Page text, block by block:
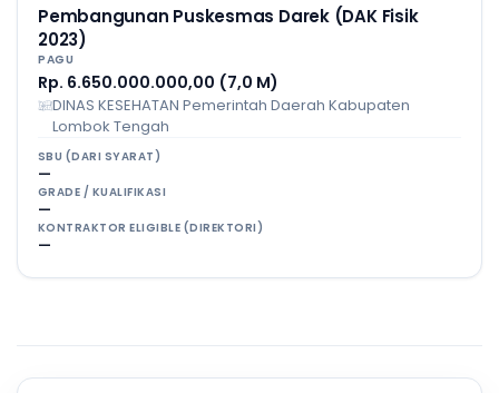
Pembangunan Puskesmas Darek (DAK Fisik
2023)
PAGU
Rp. 6.650.000.000,00 (7,0 M)
DINAS KESEHATAN Pemerintah Daerah Kabupaten
Lombok Tengah
SBU (DARI SYARAT)
—
GRADE / KUALIFIKASI
—
KONTRAKTOR ELIGIBLE (DIREKTORI)
—